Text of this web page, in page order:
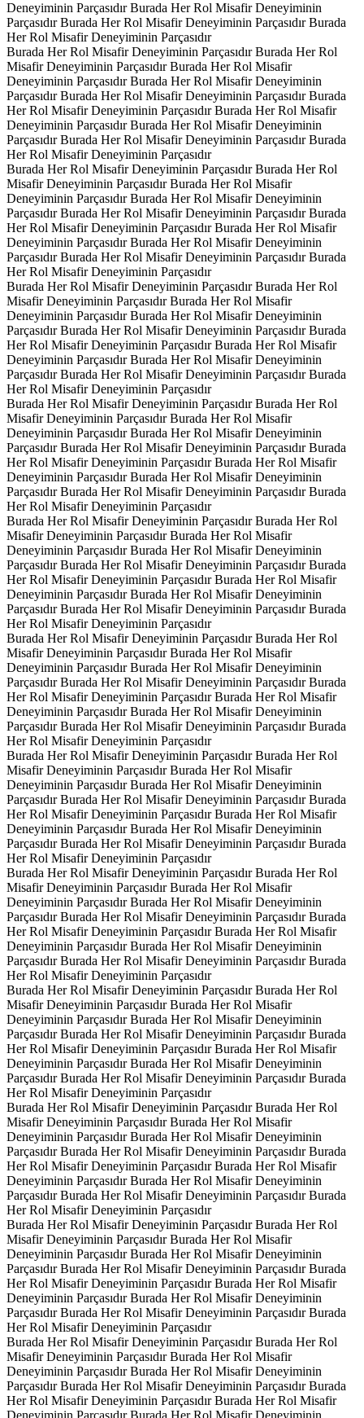
Deneyiminin Parçasıdır Burada Her Rol Misafir Deneyiminin
Parçasıdır Burada Her Rol Misafir Deneyiminin Parçasıdır Burada
Her Rol Misafir Deneyiminin Parçasıdır
Burada Her Rol Misafir Deneyiminin Parçasıdır Burada Her Rol
Misafir Deneyiminin Parçasıdır Burada Her Rol Misafir
Deneyiminin Parçasıdır Burada Her Rol Misafir Deneyiminin
Parçasıdır Burada Her Rol Misafir Deneyiminin Parçasıdır Burada
Her Rol Misafir Deneyiminin Parçasıdır Burada Her Rol Misafir
Deneyiminin Parçasıdır Burada Her Rol Misafir Deneyiminin
Parçasıdır Burada Her Rol Misafir Deneyiminin Parçasıdır Burada
Her Rol Misafir Deneyiminin Parçasıdır
Burada Her Rol Misafir Deneyiminin Parçasıdır Burada Her Rol
Misafir Deneyiminin Parçasıdır Burada Her Rol Misafir
Deneyiminin Parçasıdır Burada Her Rol Misafir Deneyiminin
Parçasıdır Burada Her Rol Misafir Deneyiminin Parçasıdır Burada
Her Rol Misafir Deneyiminin Parçasıdır Burada Her Rol Misafir
Deneyiminin Parçasıdır Burada Her Rol Misafir Deneyiminin
Parçasıdır Burada Her Rol Misafir Deneyiminin Parçasıdır Burada
Her Rol Misafir Deneyiminin Parçasıdır
Burada Her Rol Misafir Deneyiminin Parçasıdır Burada Her Rol
Misafir Deneyiminin Parçasıdır Burada Her Rol Misafir
Deneyiminin Parçasıdır Burada Her Rol Misafir Deneyiminin
Parçasıdır Burada Her Rol Misafir Deneyiminin Parçasıdır Burada
Her Rol Misafir Deneyiminin Parçasıdır Burada Her Rol Misafir
Deneyiminin Parçasıdır Burada Her Rol Misafir Deneyiminin
Parçasıdır Burada Her Rol Misafir Deneyiminin Parçasıdır Burada
Her Rol Misafir Deneyiminin Parçasıdır
Burada Her Rol Misafir Deneyiminin Parçasıdır Burada Her Rol
Misafir Deneyiminin Parçasıdır Burada Her Rol Misafir
Deneyiminin Parçasıdır Burada Her Rol Misafir Deneyiminin
Parçasıdır Burada Her Rol Misafir Deneyiminin Parçasıdır Burada
Her Rol Misafir Deneyiminin Parçasıdır Burada Her Rol Misafir
Deneyiminin Parçasıdır Burada Her Rol Misafir Deneyiminin
Parçasıdır Burada Her Rol Misafir Deneyiminin Parçasıdır Burada
Her Rol Misafir Deneyiminin Parçasıdır
Burada Her Rol Misafir Deneyiminin Parçasıdır Burada Her Rol
Misafir Deneyiminin Parçasıdır Burada Her Rol Misafir
Deneyiminin Parçasıdır Burada Her Rol Misafir Deneyiminin
Parçasıdır Burada Her Rol Misafir Deneyiminin Parçasıdır Burada
Her Rol Misafir Deneyiminin Parçasıdır Burada Her Rol Misafir
Deneyiminin Parçasıdır Burada Her Rol Misafir Deneyiminin
Parçasıdır Burada Her Rol Misafir Deneyiminin Parçasıdır Burada
Her Rol Misafir Deneyiminin Parçasıdır
Burada Her Rol Misafir Deneyiminin Parçasıdır Burada Her Rol
Misafir Deneyiminin Parçasıdır Burada Her Rol Misafir
Deneyiminin Parçasıdır Burada Her Rol Misafir Deneyiminin
Parçasıdır Burada Her Rol Misafir Deneyiminin Parçasıdır Burada
Her Rol Misafir Deneyiminin Parçasıdır Burada Her Rol Misafir
Deneyiminin Parçasıdır Burada Her Rol Misafir Deneyiminin
Parçasıdır Burada Her Rol Misafir Deneyiminin Parçasıdır Burada
Her Rol Misafir Deneyiminin Parçasıdır
Burada Her Rol Misafir Deneyiminin Parçasıdır Burada Her Rol
Misafir Deneyiminin Parçasıdır Burada Her Rol Misafir
Deneyiminin Parçasıdır Burada Her Rol Misafir Deneyiminin
Parçasıdır Burada Her Rol Misafir Deneyiminin Parçasıdır Burada
Her Rol Misafir Deneyiminin Parçasıdır Burada Her Rol Misafir
Deneyiminin Parçasıdır Burada Her Rol Misafir Deneyiminin
Parçasıdır Burada Her Rol Misafir Deneyiminin Parçasıdır Burada
Her Rol Misafir Deneyiminin Parçasıdır
Burada Her Rol Misafir Deneyiminin Parçasıdır Burada Her Rol
Misafir Deneyiminin Parçasıdır Burada Her Rol Misafir
Deneyiminin Parçasıdır Burada Her Rol Misafir Deneyiminin
Parçasıdır Burada Her Rol Misafir Deneyiminin Parçasıdır Burada
Her Rol Misafir Deneyiminin Parçasıdır Burada Her Rol Misafir
Deneyiminin Parçasıdır Burada Her Rol Misafir Deneyiminin
Parçasıdır Burada Her Rol Misafir Deneyiminin Parçasıdır Burada
Her Rol Misafir Deneyiminin Parçasıdır
Burada Her Rol Misafir Deneyiminin Parçasıdır Burada Her Rol
Misafir Deneyiminin Parçasıdır Burada Her Rol Misafir
Deneyiminin Parçasıdır Burada Her Rol Misafir Deneyiminin
Parçasıdır Burada Her Rol Misafir Deneyiminin Parçasıdır Burada
Her Rol Misafir Deneyiminin Parçasıdır Burada Her Rol Misafir
Deneyiminin Parçasıdır Burada Her Rol Misafir Deneyiminin
Parçasıdır Burada Her Rol Misafir Deneyiminin Parçasıdır Burada
Her Rol Misafir Deneyiminin Parçasıdır
Burada Her Rol Misafir Deneyiminin Parçasıdır Burada Her Rol
Misafir Deneyiminin Parçasıdır Burada Her Rol Misafir
Deneyiminin Parçasıdır Burada Her Rol Misafir Deneyiminin
Parçasıdır Burada Her Rol Misafir Deneyiminin Parçasıdır Burada
Her Rol Misafir Deneyiminin Parçasıdır Burada Her Rol Misafir
Deneyiminin Parçasıdır Burada Her Rol Misafir Deneyiminin
Parçasıdır Burada Her Rol Misafir Deneyiminin Parçasıdır Burada
Her Rol Misafir Deneyiminin Parçasıdır
Burada Her Rol Misafir Deneyiminin Parçasıdır Burada Her Rol
Misafir Deneyiminin Parçasıdır Burada Her Rol Misafir
Deneyiminin Parçasıdır Burada Her Rol Misafir Deneyiminin
Parçasıdır Burada Her Rol Misafir Deneyiminin Parçasıdır Burada
Her Rol Misafir Deneyiminin Parçasıdır Burada Her Rol Misafir
Deneyiminin Parçasıdır Burada Her Rol Misafir Deneyiminin
Parçasıdır Burada Her Rol Misafir Deneyiminin Parçasıdır Burada
Her Rol Misafir Deneyiminin Parçasıdır
Burada Her Rol Misafir Deneyiminin Parçasıdır Burada Her Rol
Misafir Deneyiminin Parçasıdır Burada Her Rol Misafir
Deneyiminin Parçasıdır Burada Her Rol Misafir Deneyiminin
Parçasıdır Burada Her Rol Misafir Deneyiminin Parçasıdır Burada
Her Rol Misafir Deneyiminin Parçasıdır Burada Her Rol Misafir
Deneyiminin Parçasıdır Burada Her Rol Misafir Deneyiminin